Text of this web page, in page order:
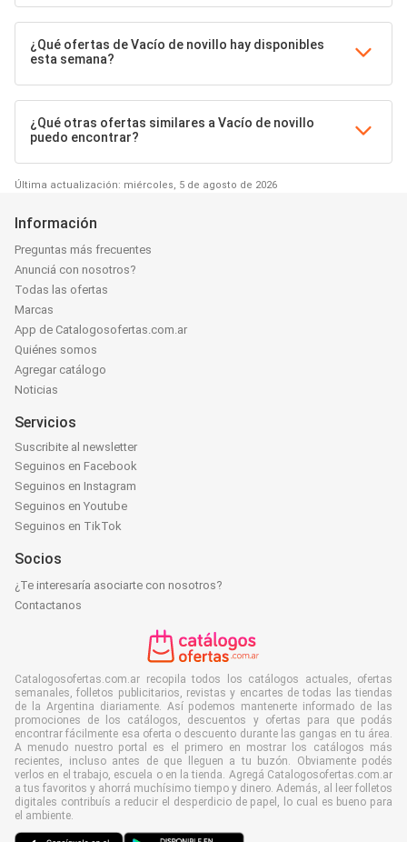
¿Qué ofertas de Vacío de novillo hay disponibles
esta semana?
¿Qué otras ofertas similares a Vacío de novillo
puedo encontrar?
Última actualización: miércoles, 5 de agosto de 2026
Información
Preguntas más frecuentes
Anunciá con nosotros?
Todas las ofertas
Marcas
App de Catalogosofertas.com.ar
Quiénes somos
Agregar catálogo
Noticias
Servicios
Suscribite al newsletter
Seguinos en Facebook
Seguinos en Instagram
Seguinos en Youtube
Seguinos en TikTok
Socios
¿Te interesaría asociarte con nosotros?
Contactanos
Catalogosofertas.com.ar recopila todos los catálogos actuales, ofertas
semanales, folletos publicitarios, revistas y encartes de todas las tiendas
de la Argentina diariamente. Así podemos mantenerte informado de las
promociones de los catálogos, descuentos y ofertas para que podás
encontrar fácilmente esa oferta o descuento durante las gangas en tu área.
A menudo nuestro portal es el primero en mostrar los catálogos más
recientes, incluso antes de que lleguen a tu buzón. Obviamente podés
verlos en el trabajo, escuela o en la tienda. Agregá Catalogosofertas.com.ar
a tus favoritos y ahorrá muchísimo tiempo y dinero. Además, al leer folletos
digitales contribuís a reducir el desperdicio de papel, lo cual es bueno para
el ambiente.